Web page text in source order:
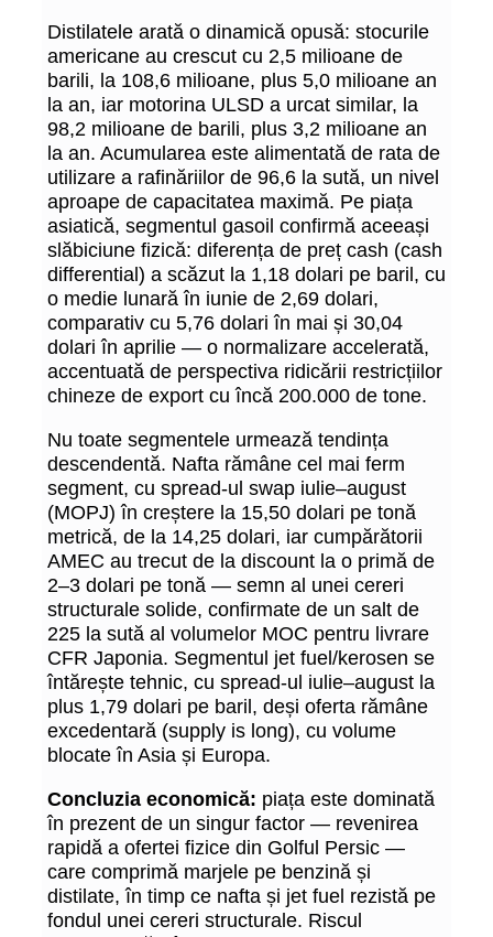
Distilatele arată o dinamică opusă: stocurile
americane au crescut cu 2,5 milioane de
barili, la 108,6 milioane, plus 5,0 milioane an
la an, iar motorina ULSD a urcat similar, la
98,2 milioane de barili, plus 3,2 milioane an
la an. Acumularea este alimentată de rata de
utilizare a rafinăriilor de 96,6 la sută, un nivel
aproape de capacitatea maximă. Pe piața
asiatică, segmentul gasoil confirmă aceeași
slăbiciune fizică: diferența de preț cash (cash
differential) a scăzut la 1,18 dolari pe baril, cu
o medie lunară în iunie de 2,69 dolari,
comparativ cu 5,76 dolari în mai și 30,04
dolari în aprilie — o normalizare accelerată,
accentuată de perspectiva ridicării restricțiilor
chineze de export cu încă 200.000 de tone.
Nu toate segmentele urmează tendința
descendentă. Nafta rămâne cel mai ferm
segment, cu spread-ul swap iulie–august
(MOPJ) în creștere la 15,50 dolari pe tonă
metrică, de la 14,25 dolari, iar cumpărătorii
AMEC au trecut de la discount la o primă de
2–3 dolari pe tonă — semn al unei cereri
structurale solide, confirmate de un salt de
225 la sută al volumelor MOC pentru livrare
CFR Japonia. Segmentul jet fuel/kerosen se
întărește tehnic, cu spread-ul iulie–august la
plus 1,79 dolari pe baril, deși oferta rămâne
excedentară (supply is long), cu volume
blocate în Asia și Europa.
Concluzia economică: piața este dominată
în prezent de un singur factor — revenirea
rapidă a ofertei fizice din Golful Persic —
care comprimă marjele pe benzină și
distilate, în timp ce nafta și jet fuel rezistă pe
fondul unei cereri structurale. Riscul